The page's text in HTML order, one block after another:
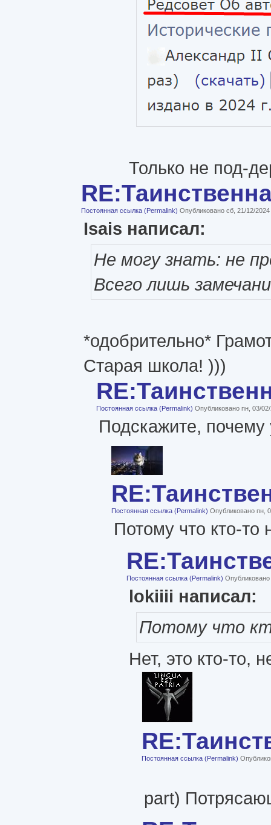
Только не под-
Постоянная ссылка (Permalink) Опубликовано сб, 21/12/
Isais написал:
Не могу знать: не
Всего лишь
*одобрительно*
Старая школа! )))
Постоянная ссылка (Permalink) Опубликовано пн, 03/
Подскажите, почему
Постоянная ссылка (Permalink) Опубликовано пн,
Потому что кто-
Постоянная ссылка (Permalink)
lokiiii написал:
Потому что
Нет, это кто-то,
Постоянная ссылка (Permalink)
part)